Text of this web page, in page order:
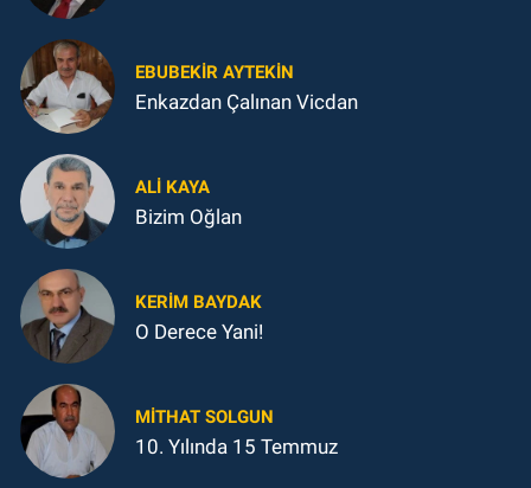
EBUBEKIR AYTEKIN
Enkazdan Çalınan Vicdan
ALI KAYA
Bizim Oğlan
KERIM BAYDAK
O Derece Yani!
MITHAT SOLGUN
10. Yılında 15 Temmuz